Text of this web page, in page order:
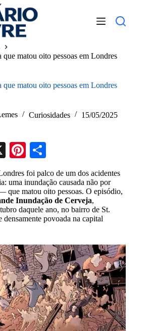
matou oito pessoas em Londres
matou oito pessoas em Londres
Curiosidades 15/05/2025
X
Pi
nt
er
es
t
ha
re
foi palco de um dos acidentes
uma inundação causada não por
que matou oito pessoas. O episódio,
Inundação de Cerveja,
daquele ano, no bairro de St.
densamente povoada na capital